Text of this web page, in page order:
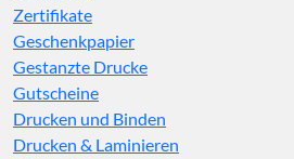
Zertifikate
Geschenkpapier
Gestanzte Drucke
Gutscheine
Drucken und Binden
Drucken & Laminieren